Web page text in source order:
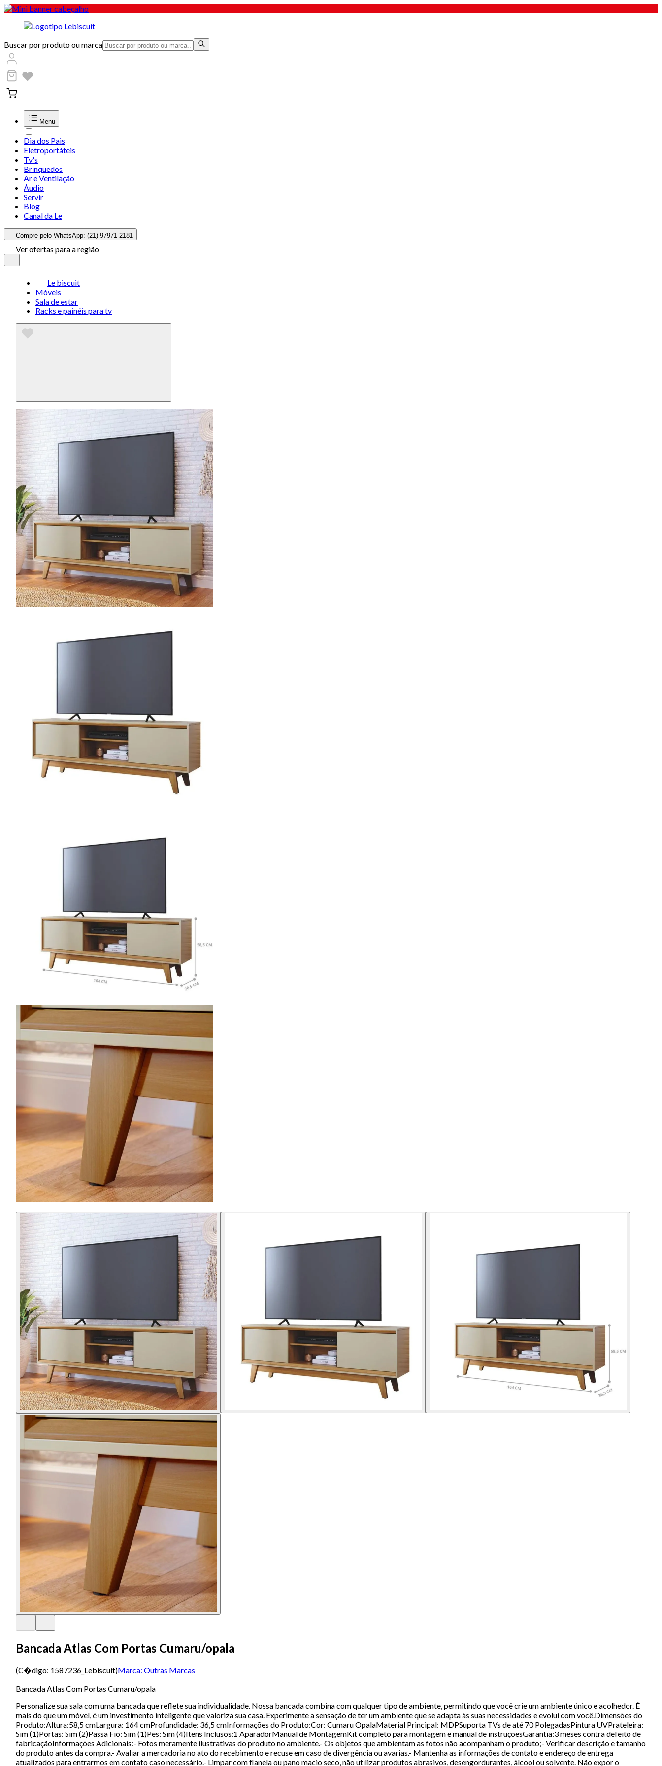
Buscar por produto ou marca
Menu
Dia dos Pais
Eletroportáteis
Tv's
Brinquedos
Ar e Ventilação
Áudio
Servir
Blog
Canal da Le
Compre pelo WhatsApp: (21) 97971-2181
Ver ofertas para a região
Le biscuit
Móveis
Sala de estar
Racks e painéis para tv
Bancada Atlas Com Portas Cumaru/opala
(C�digo: 1587236_Lebiscuit)Marca: Outras Marcas
Bancada Atlas Com Portas Cumaru/opala
Personalize sua sala com uma bancada que reflete sua individualidade. Nossa bancada combina com qualquer tipo de ambiente, permitindo que você crie um ambiente único e acolhedor. É
mais do que um móvel, é um investimento inteligente que valoriza sua casa. Experimente a sensação de ter um ambiente que se adapta às suas necessidades e evolui com você.Dimensões do
Produto:Altura:58,5 cmLargura: 164 cmProfundidade: 36,5 cmInformações do Produto:Cor: Cumaru OpalaMaterial Principal: MDPSuporta TVs de até 70 PolegadasPintura UVPrateleira:
Sim (1)Portas: Sim (2)Passa Fio: Sim (1)Pés: Sim (4)Itens Inclusos:1 AparadorManual de MontagemKit completo para montagem e manual de instruçõesGarantia:3 meses contra defeito de
fabricaçãoInformações Adicionais:- Fotos meramente ilustrativas do produto no ambiente.- Os objetos que ambientam as fotos não acompanham o produto;- Verificar descrição e tamanho
do produto antes da compra.- Avaliar a mercadoria no ato do recebimento e recuse em caso de divergência ou avarias.- Mantenha as informações de contato e endereço de entrega
atualizados para entrarmos em contato caso necessário.- Limpar com flanela ou pano macio seco, não utilizar produtos abrasivos, desengordurantes, álcool ou solvente. Não expor o